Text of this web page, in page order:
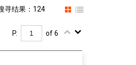
寻结果：124
P. of 6